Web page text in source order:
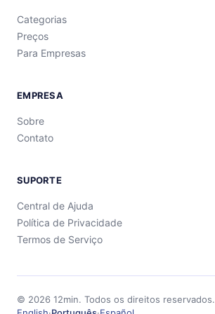
Categorias
Preços
Para Empresas
EMPRESA
Sobre
Contato
SUPORTE
Central de Ajuda
Política de Privacidade
Termos de Serviço
© 2026 12min. Todos os direitos reservados.